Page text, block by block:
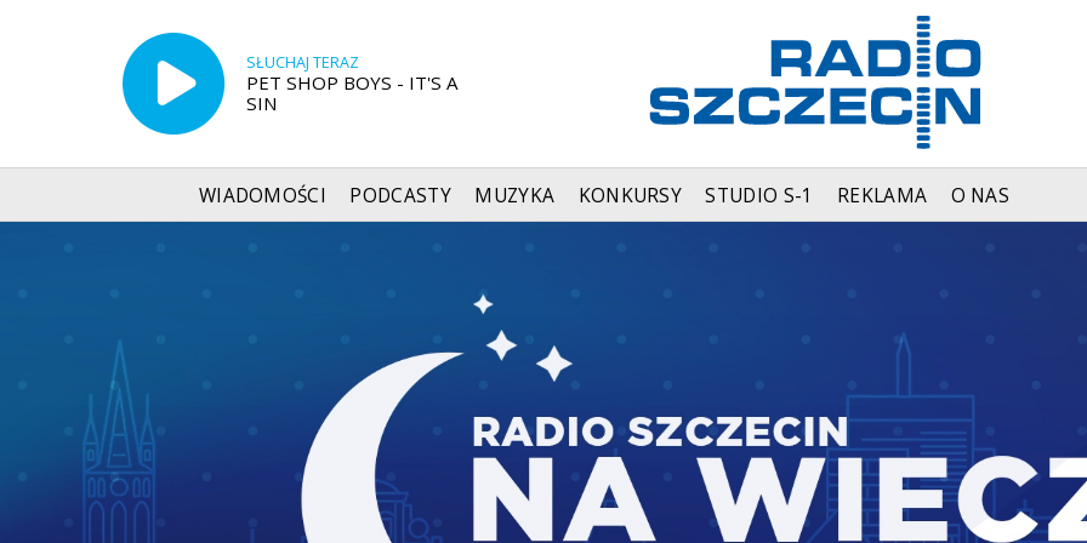
SŁUCHAJ TERAZ
PET SHOP BOYS - IT'S A
SIN
WIADOMOŚCI PODCASTY MUZYKA KONKURSY STUDIO S-1 REKLAMA O NAS